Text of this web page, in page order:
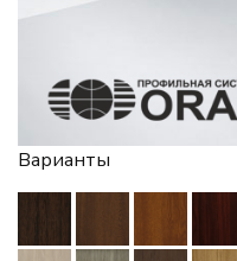
Варианты